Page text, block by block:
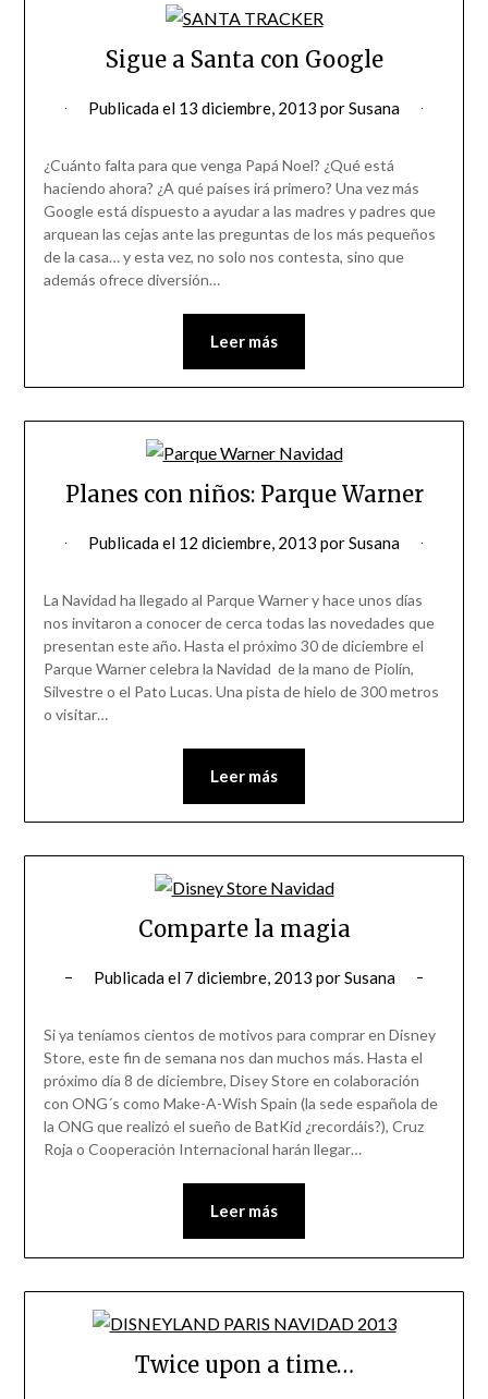
Sigue a Santa con Google
Publicada el 13 diciembre, 2013 porSusana
¿Cuánto falta para que venga Papá Noel? ¿Qué está
haciendo ahora? ¿A qué países irá primero? Una vez más
Google está dispuesto a ayudar a las madres y padres que
arquean las cejas ante las preguntas de los más pequeños
de la casa… y esta vez, no solo nos contesta, sino que
además ofrece diversión…
Leer más
Planes con niños: Parque Warner
Publicada el 12 diciembre, 2013 porSusana
La Navidad ha llegado al Parque Warner y hace unos días
nos invitaron a conocer de cerca todas las novedades que
presentan este año. Hasta el próximo 30 de diciembre el
Parque Warner celebra la Navidad de la mano de Piolín,
Silvestre o el Pato Lucas. Una pista de hielo de 300 metros
o visitar…
Leer más
Comparte la magia
Publicada el 7 diciembre, 2013 porSusana
Si ya teníamos cientos de motivos para comprar en Disney
Store, este fin de semana nos dan muchos más. Hasta el
próximo día 8 de diciembre, Disey Store en colaboración
con ONG´s como Make-A-Wish Spain (la sede española de
la ONG que realizó el sueño de BatKid ¿recordáis?), Cruz
Roja o Cooperación Internacional harán llegar…
Leer más
Twice upon a time…